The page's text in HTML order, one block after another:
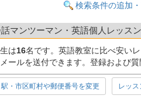
検索条件の追加
マンツーマン・英語個人レッス
は16名です。英語教室に比べ安い
ールを送付できます。登録および
・市区町村や郵便番号を変更 レッ